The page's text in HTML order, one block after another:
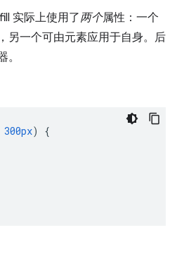
实际上使用了两个属性：一个
另一个可由元素应用于自身。后
300px)
{